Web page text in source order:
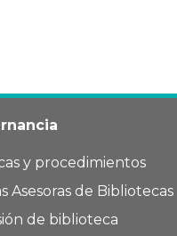
y procedimientos
Asesoras de Bibliotecas
de biblioteca